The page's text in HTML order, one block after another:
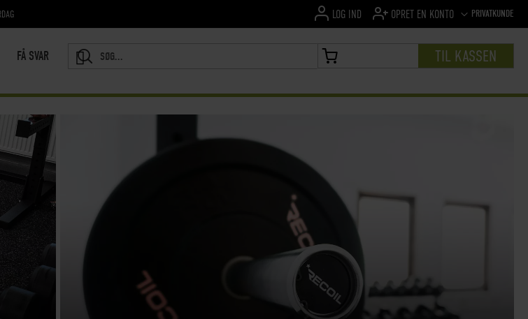
SPROGPRIVATKUNDE
LOG IND OPRET EN KONTO
FÅ SVAR MIN INDKØBSKURV TIL KASSEN